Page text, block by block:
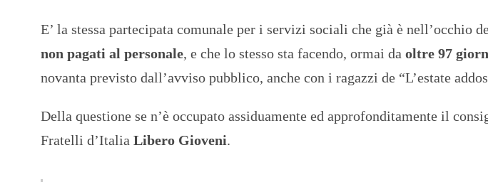
E’ la stessa partecipata comunale per i servizi sociali che già è nell’occhio
non pagati al personale, e che lo stesso sta facendo, ormai da oltre 97
novanta previsto dall’avviso pubblico, anche con i ragazzi de “L’estate
Della questione se n’è occupato assiduamente ed approfonditamente il
Fratelli d’Italia Libero Gioveni.